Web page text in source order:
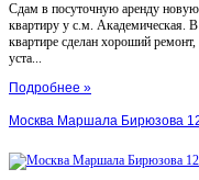
Сдам в посуточную аренду новую
квартиру у с.м. Академическая. В
квартире сделан хороший ремонт,
уста...
Подробнее »
Москва Маршала Бирюзова